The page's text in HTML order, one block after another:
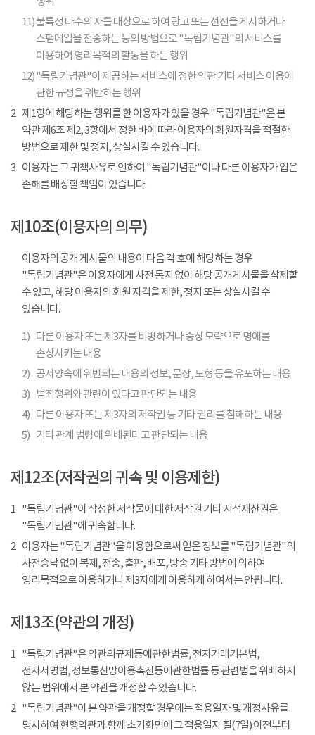
11)불특정 다수의 자를 대상으로 하여 광고 또는 선전을 게시하거나
스팸메일을 전송하는 등의 방법으로 "독립기념관"의 서비스를
이용하여 영리목적의 활동을 하는 행위
12)"독립기념관"이 제공하는 서비스에 정한 약관 기타 서비스 이용에
관한 규정을 위반하는 행위
2 제1항에 해당하는 행위를 한 이용자가 있을 경우 "독립기념관"은 본
약관 제6조 제2, 3항에서 정한 바에 따라 이용자의 회원자격을 적절한
방법으로 제한 및 정지, 상실시킬 수 있습니다.
3 이용자는 그 귀책사유로 인하여 "독립기념관"이나 다른 이용자가 입은
손해를 배상할 책임이 있습니다.
제10조(이용자의 의무)
이용자의 공개 게시물의 내용이 다음 각 호에 해당하는 경우
"독립기념관"은 이용자에게 사전 통지 없이 해당 공개게시물을 삭제할
수 있고, 해당 이용자의 회원 자격을 제한, 정지 또는 상실시킬 수
있습니다.
1) 다른 이용자 또는 제3자를 비방하거나 중상 모략으로 명예를
손상시키는 내용
2) 공서양속에 위반되는 내용의 정보, 문장, 도형 등을 유포하는 내용
3)
범죄행위와 관련이 있다고 판단되는 내용
4) 다른 이용자 또는 제3자의 저작권 등 기타 권리를 침해하는 내용
5) 기타 관계 법령에 위배된다고 판단되는 내용
제12조(저작권의 귀속 및 이용제한)
1 "독립기념관"이 작성한 저작물에 대한 저작권 기타 지적재산권은
"독립기념관"에 귀속합니다.
2 이용자는 "독립기념관"을 이용함으로써 얻은 정보를 "독립기념관"의
사전승낙 없이 복제, 전송, 출판, 배포, 방송 기타 방법에 의하여
영리목적으로 이용하거나 제3자에게 이용하게 하여서는 안됩니다.
제13조(약관의 개정)
1 "독립기념관"은 약관의규제등에관한법률, 전자거래기본법,
전자서명법, 정보통신망이용촉진등에관한법률 등 관련법을 위배하지
않는 범위에서 본 약관을 개정할 수 있습니다.
2 "독립기념관"이 본 약관을 개정할 경우에는 적용일자 및 개정사유를
명시하여 현행약관과 함께 초기화면에 그 적용일자 칠(7일) 이전부터